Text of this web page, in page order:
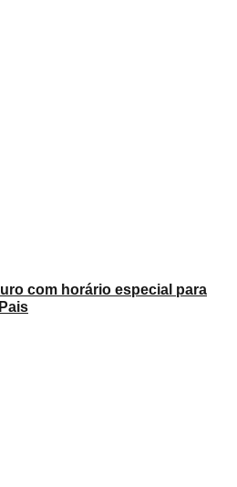
com horário especial para